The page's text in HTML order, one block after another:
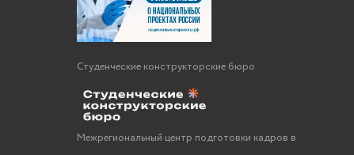
Студенческие конструкторские бюро
Межрегиональный центр подготовки кадров в